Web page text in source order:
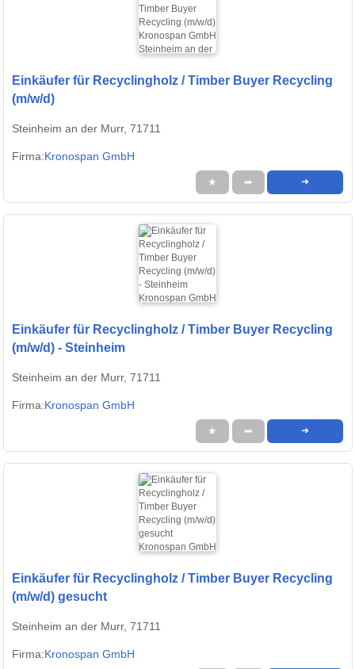
Einkäufer für Recyclingholz / Timber Buyer Recycling
(m/w/d)
Steinheim an der Murr, 71711
Firma:Kronospan GmbH
★ ➦ ➜
Einkäufer für Recyclingholz / Timber Buyer Recycling
(m/w/d) - Steinheim
Steinheim an der Murr, 71711
Firma:Kronospan GmbH
★ ➦ ➜
Einkäufer für Recyclingholz / Timber Buyer Recycling
(m/w/d) gesucht
Steinheim an der Murr, 71711
Firma:Kronospan GmbH